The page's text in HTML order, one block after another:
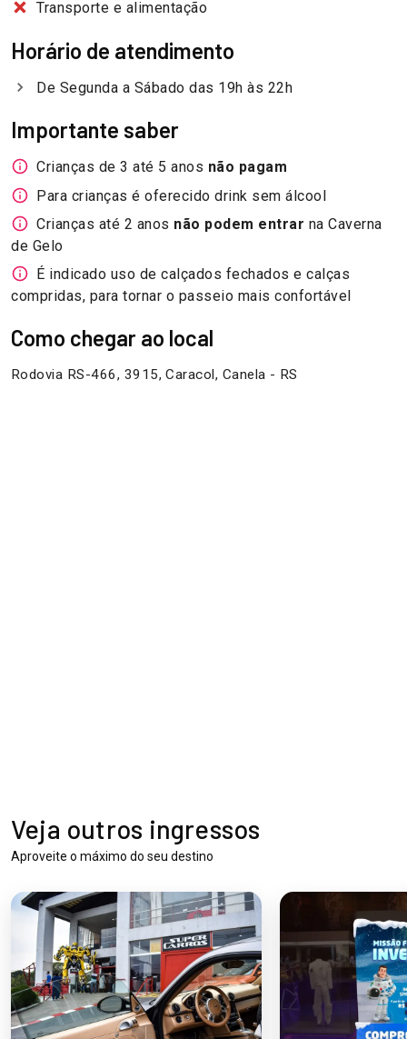
Transporte e alimentação
Horário de atendimento
De Segunda a Sábado das 19h às 22h
Importante saber
Crianças de 3 até 5 anos não pagam
Para crianças é oferecido drink sem álcool
Crianças até 2 anos não podem entrar na Caverna
de Gelo
É indicado uso de calçados fechados e calças
compridas, para tornar o passeio mais confortável
Como chegar ao local
Rodovia RS-466, 3915, Caracol, Canela - RS
Veja outros ingressos
Aproveite o máximo do seu destino